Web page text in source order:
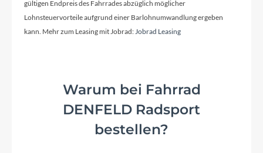
gültigen Endpreis des Fahrrades abzüglich möglicher
Lohnsteuervorteile aufgrund einer Barlohnumwandlung ergeben
kann. Mehr zum Leasing mit Jobrad:Jobrad Leasing
Warum bei Fahrrad
DENFELD Radsport
bestellen?